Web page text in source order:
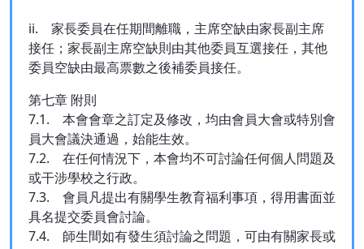
ii. 家長委員在任期間離職，主席空缺由家長副主席
接任；家長副主席空缺則由其他委員互選接任，其他
委員空缺由最高票數之後補委員接任。
第七章 附則
7.1. 本會會章之訂定及修改，均由會員大會或特別會
員大會議決通過，始能生效。
7.2. 在任何情況下，本會均不可討論任何個人問題及
或干涉學校之行政。
7.3. 會員凡提出有關學生教育福利事項，得用書面並
具名提交委員會討論。
7.4. 師生間如有發生須討論之問題，可由有關家長或